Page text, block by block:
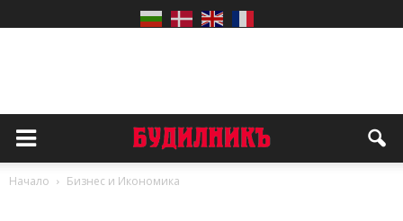
Начало Бизнес и Икономика